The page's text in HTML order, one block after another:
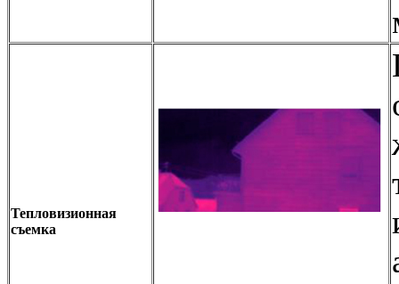
Тепловизионная
съемка